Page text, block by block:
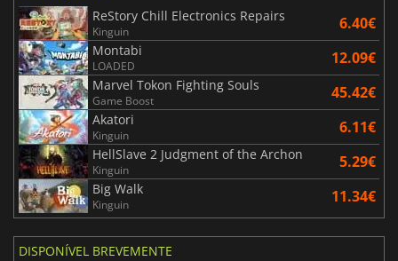
ReStory Chill Electronics Repairs
Kinguin 6.40€
Montabi
LOADED 12.09€
Marvel Tokon Fighting Souls
Game Boost 45.42€
Akatori
Kinguin 6.11€
HellSlave 2 Judgment of the Archon
Kinguin 5.29€
Big Walk
Kinguin 11.34€
DISPONÍVEL BREVEMENTE